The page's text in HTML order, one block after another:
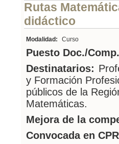
Rutas
didáctico
Modalidad: Curso
Puesto Doc./
Destinatarios:
y Formación
públicos de la
Matemáticas.
Mejora de la
Convocada en